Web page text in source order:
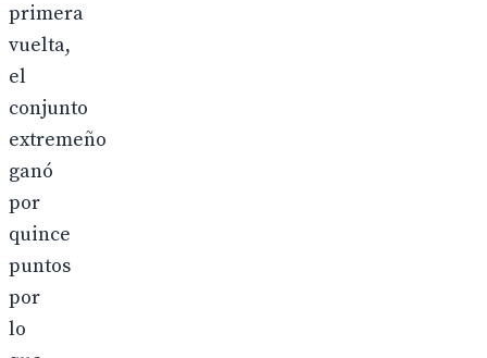
primera
vuelta,
el
conjunto
extremeño
ganó
por
quince
puntos
por
lo